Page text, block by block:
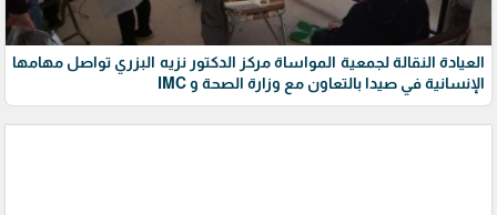
العيادة النقالة لجمعية المواساة مركز الدكتور نزيه البزري تواصل مهامها
الإنسانية في صيدا بالتعاون مع وزارة الصحة و IMC